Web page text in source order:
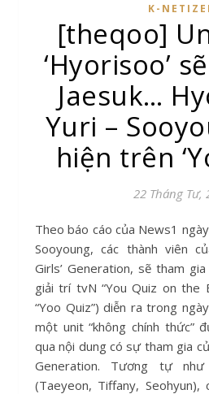
K-
[theqoo]
‘Hyorisoo’
Jaesuk…
Yuri –
hiện trên
22 Tháng Tư,
Theo báo cáo của News1 ngày 22, Hyoyeon, Yuri và
Sooyoung, các thành viên
Girls’ Generation, sẽ tham
giải trí tvN “You Quiz on the
“Yoo Quiz”) diễn ra trong
một unit “không chính thức”
qua nội dung có sự tham gia
Generation. Tương tự
(Taeyeon, Tiffany,